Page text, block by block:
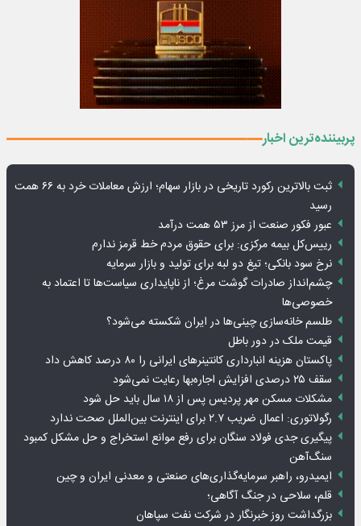
پربیننده‌ترین اخبار
ثبت بالاترین رکورد تاریخی در بازار سهام؛ ارزش معاملات خرد به ۶۶ همت
رسید
عبور فکور صنعت از مرز ۵۳ همت درآمد
رییس‌کل بیمه مرکزی: برای حقوق مردم خط قرمز ندارم
نرخ سود بانکی؛ تیغ دو لبه برای تولید و بازار سرمایه
چشم‌انداز صادرات گوشت مرغ؛ از ناپایداری سیاست‌ها تا اعتماد به
خصوصی‌ها
طلسم خانه‌سازی چینی‌ها در ایران شکسته می‌شود؟
قیمت ملک در دور باطل
پاکستان هزینه انبارداری کانتینرهای ایرانی را ۸۰ درصد کاهش داد
سقف ۲۵ درصدی افزایش اجاره‌بها رعایت نمی‌شود
مشکلات مسکن مهر پردیس پس از ۱۸ سال باید حل شود
رگولاتوری: اعمال ضریب ۲.۷ برای اینترنت بین‌الملل صحت ندارد
پیگیری جدی فولاد سنگان برای رفع موانع استخراج و حل مشکل کمبود
سنگ‌آهن
ایمیدرو، راهبر سرمایه‌گذاری‌های صنعتی و معدنی ایران و چین
قلم، سلاحی در جنگ آگاهی؛
بزرگداشت روز خبرنگار در شرکت نفت سپاهان